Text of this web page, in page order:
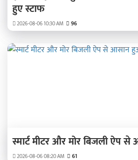
हुए स्टाफ
2026-08-06 10:30 AM 96
स्मार्ट मीटर और मोर बिजली ऐप
2026-08-06 08:20 AM 61